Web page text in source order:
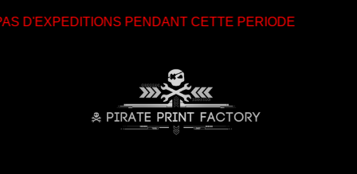
D'EXPEDITIONS PENDANT CETTE PERIODE